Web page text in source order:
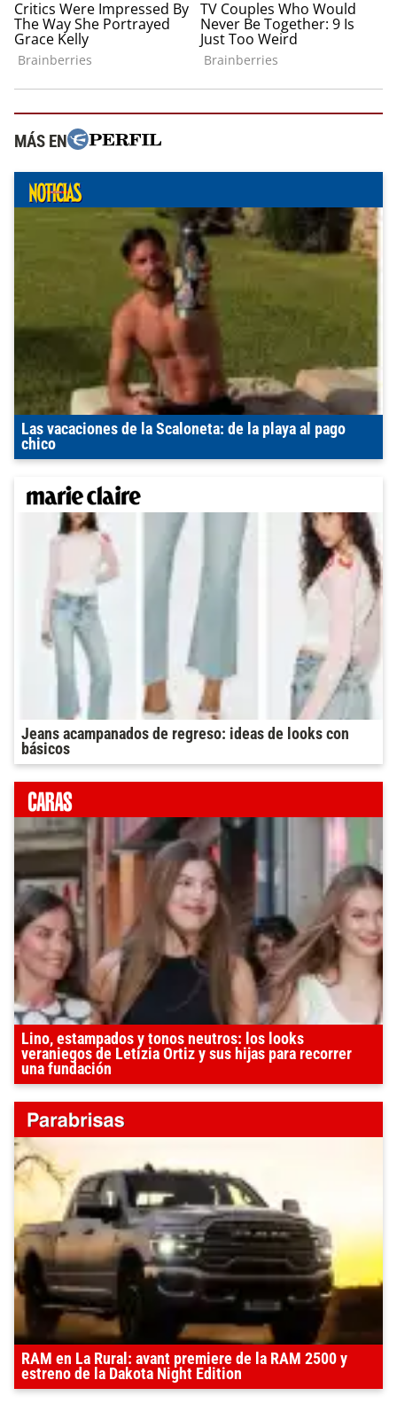
MÁS EN
Las vacaciones de la Scaloneta: de la playa al pago
chico
Jeans acampanados de regreso: ideas de looks con
básicos
Lino, estampados y tonos neutros: los looks
veraniegos de Letizia Ortiz y sus hijas para recorrer
una fundación
RAM en La Rural: avant premiere de la RAM 2500 y
estreno de la Dakota Night Edition